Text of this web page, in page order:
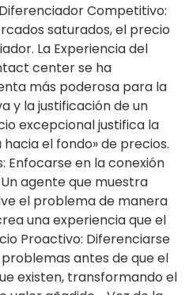
Competitivo:
saturados, el precio
La Experiencia del
center se ha
más poderosa para la
y la justificación de un
excepcional justifica la
el fondo» de precios.
Enfocarse en la conexión
agente que muestra
el problema de manera
una experiencia que el
Proactivo: Diferenciarse
antes de que el
existen, transformando el